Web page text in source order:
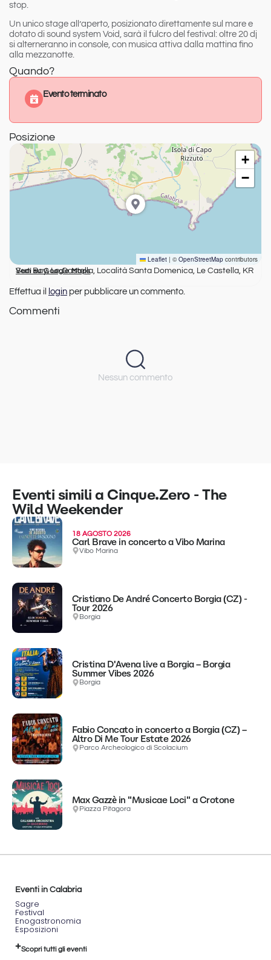
stop.
Un unico stage all’aperto, posizionato direttamente sul mare e
dotato di sound system Void, sarà il fulcro del festival: oltre 20 dj
si alterneranno in console, con musica attiva dalla mattina fino
alla mezzanotte.
Quando?
Evento terminato
Posizione
+
−
Leaflet | © OpenStreetMap contributors
Sun Bay, Le Castella, Località Santa Domenica, Le Castella, KR
Vedi su Google Maps
Effettua il login per pubblicare un commento.
Commenti
Nessun commento
Eventi simili a Cinque.Zero - The
Wild Weekender
18 AGOSTO 2026
Carl Brave in concerto a Vibo Marina
Vibo Marina
Cristiano De André Concerto Borgia (CZ) -
Tour 2026
Borgia
Cristina D'Avena live a Borgia – Borgia
Summer Vibes 2026
Borgia
Fabio Concato in concerto a Borgia (CZ) –
Altro Di Me Tour Estate 2026
Parco Archeologico di Scolacium
Max Gazzè in "Musicae Loci" a Crotone
Piazza Pitagora
Eventi in Calabria
Sagre
Festival
Enogastronomia
Esposizioni
Scopri tutti gli eventi